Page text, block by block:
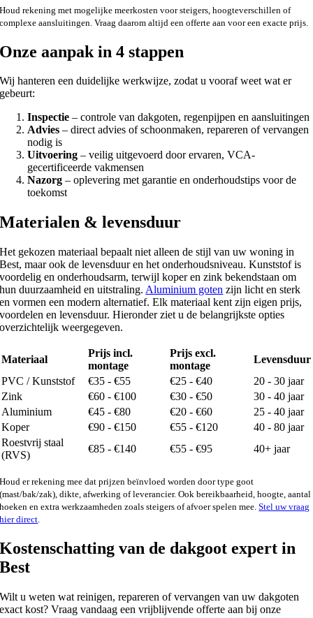
Houd rekening met mogelijke meerkosten voor steigers, hoogteverschillen of
complexe aansluitingen. Vraag daarom altijd een offerte aan voor een exacte prijs.
Onze aanpak in 4 stappen
Wij hanteren een duidelijke werkwijze, zodat u vooraf weet wat er
gebeurt:
Inspectie – controle van dakgoten, regenpijpen en aansluitingen
Advies – direct advies of schoonmaken, repareren of vervangen
nodig is
Uitvoering – veilig uitgevoerd door ervaren, VCA-
gecertificeerde vakmensen
Nazorg – oplevering met garantie en onderhoudstips voor de
toekomst
Materialen & levensduur
Het gekozen materiaal bepaalt niet alleen de stijl van uw woning in
Best, maar ook de levensduur en het onderhoudsniveau. Kunststof is
voordelig en onderhoudsarm, terwijl koper en zink bekendstaan om
hun duurzaamheid en uitstraling. Aluminium goten zijn licht en sterk
en vormen een modern alternatief. Elk materiaal kent zijn eigen prijs,
voordelen en levensduur. Hieronder ziet u de belangrijkste opties
overzichtelijk weergegeven.
Materiaal
Prijs incl.
montage
Prijs excl.
montage
Levensduur
PVC / Kunststof
€35 - €55 €25 - €40
20 - 30 jaar
Zink
€60 - €100 €30 - €50
30 - 40 jaar
Aluminium
€45 - €80 €20 - €60
25 - 40 jaar
Koper
€90 - €150 €55 - €120
40 - 80 jaar
Roestvrij staal
(RVS)
€85 - €140 €55 - €95 40+ jaar
Houd er rekening mee dat prijzen beïnvloed worden door type goot
(mast/bak/zak), dikte, afwerking of leverancier. Ook bereikbaarheid, hoogte, aantal
hoeken en extra werkzaamheden zoals steigers of afvoer spelen mee.Stel uw vraag
hier direct.
Kostenschatting van de dakgoot expert in
Best
Wilt u weten wat reinigen, repareren of vervangen van uw dakgoten
exact kost? Vraag vandaag een vrijblijvende offerte aan bij onze